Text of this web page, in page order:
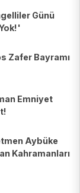
Günü
Zafer Bayramı
Emniyet
Aybüke
Kahramanları